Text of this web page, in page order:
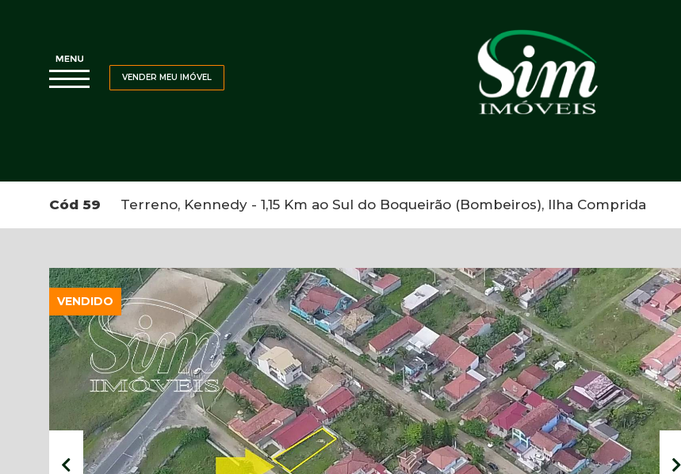
VENDER MEU IMÓVEL
Cód 59 Terreno, Kennedy - 1,15 Km ao Sul do Boqueirão (Bombeiros), Ilha Comprida
VENDIDO